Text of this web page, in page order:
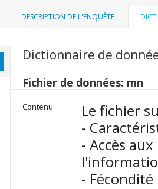
DESCRIPTION DE L'ENQUÊTE
Dictionnaire de
Fichier de données: mn
Contenu
Le fichier
-
- Accès
- Fécondité